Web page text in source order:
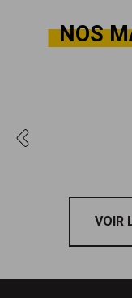
NOS
VOIR